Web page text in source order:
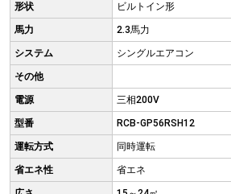
形状 ビルトイン形
馬力 2.3馬力
システム シングルエアコン
その他
電源 三相200V
型番 RCB-GP56RSH12
運転方式 同時運転
省エネ性 省エネ